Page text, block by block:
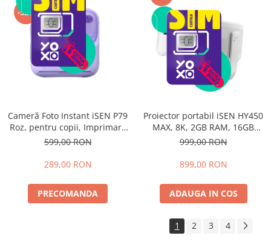
-52%
Cameră Foto Instant iSEN P79
Roz, pentru copii, Imprimare
instant, Ecran 2.4”, Baterie
C
599,00 RON
289,00 RON
PRECOMANDA
Proiector portabil iSEN HY450
MAX, 8K, 2GB RAM, 16GB
ROM, 1080p, Android 14,
900 lumeni, difuzor de 15W
999,00 RON
899,00 RON
ADAUGA IN COS
1 2 3 4